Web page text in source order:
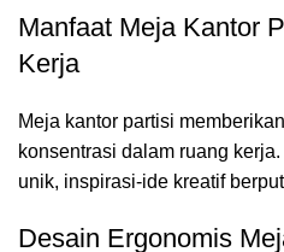
Manfaat Meja Kantor
Kerja
Meja kantor partisi
konsentrasi dalam ruang
unik, inspirasi-ide kreatif
Desain Ergonomis